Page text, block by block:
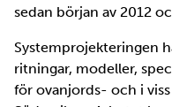
sedan början av 2012
Systemprojekteringen
ritningar, modeller,
för ovanjords- och i